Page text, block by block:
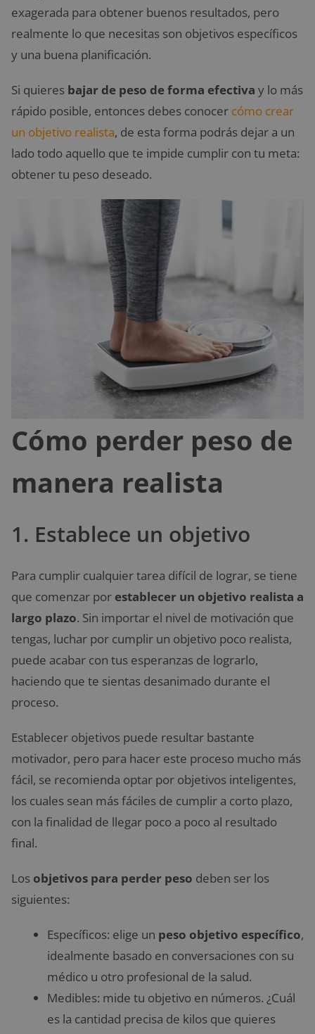
exagerada para obtener buenos resultados, pero
realmente lo que necesitas son objetivos específicos
y una buena planificación.
Si quieres bajar de peso de forma efectiva y lo más
rápido posible, entonces debes conocer cómo crear
un objetivo realista, de esta forma podrás dejar a un
lado todo aquello que te impide cumplir con tu meta:
obtener tu peso deseado.
Cómo perder peso de
manera realista
1. Establece un objetivo
Para cumplir cualquier tarea difícil de lograr, se tiene
que comenzar por establecer un objetivo realista a
largo plazo. Sin importar el nivel de motivación que
tengas, luchar por cumplir un objetivo poco realista,
puede acabar con tus esperanzas de lograrlo,
haciendo que te sientas desanimado durante el
proceso.
Establecer objetivos puede resultar bastante
motivador, pero para hacer este proceso mucho más
fácil, se recomienda optar por objetivos inteligentes,
los cuales sean más fáciles de cumplir a corto plazo,
con la finalidad de llegar poco a poco al resultado
final.
Los objetivos para perder peso deben ser los
siguientes:
Específicos: elige un peso objetivo específico,
idealmente basado en conversaciones con su
médico u otro profesional de la salud.
Medibles: mide tu objetivo en números. ¿Cuál
es la cantidad precisa de kilos que quieres